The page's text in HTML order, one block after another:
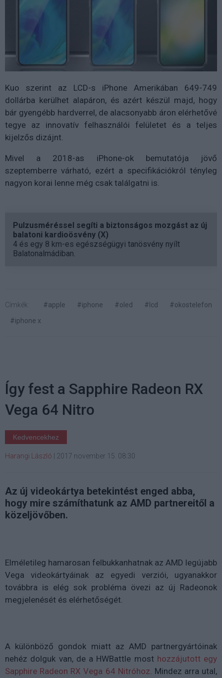
Kuo szerint az LCD-s iPhone Amerikában 649-749
dollárba kerülhet alapáron, és azért készül majd, hogy
bár gyengébb hardverrel, de alacsonyabb áron elérhetővé
tegye az innovatív felhasználói felületet és a teljes
kijelzős dizájnt.
Mivel a 2018-as iPhone-ok bemutatója jövő
szeptemberre várható, ezért a specifikációkról tényleg
nagyon korai lenne még csak találgatni is.
Pulzusméréssel segíti a biztonságos mozgást az új
balatoni kardioösvény (X)
4 és egy 8 km-es egészségügyi tanösvény nyílt
Balatonalmádiban.
Címkék: #apple #iphone #oled #lcd
#okostelefon
#iphone x
Így fest a Sapphire Radeon RX
Vega 64 Nitro
Kedvencekhez
Harangi László 2017 november 15. 08:30
Az új videokártya betekintést enged abba,
hogy mire számíthatunk az AMD partnereitől a
közeljövőben.
Elméletileg hamarosan felbukkanhatnak az AMD legújabb
Vega videokártyáinak az egyedi verziói, ugyanakkor
továbbra is elég sok probléma övezi az új Radeonok
megjelenését és elérhetőségét.
A különböző gondok miatt az AMD partnergyártóinak
nehéz dolguk van, de a HWBattle most hozzájutott egy
Sapphire Radeon RX Vega 64 Nitróhoz. Mindez arra utal,